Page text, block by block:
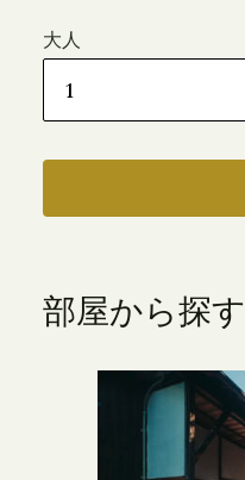
大人
部屋から探す